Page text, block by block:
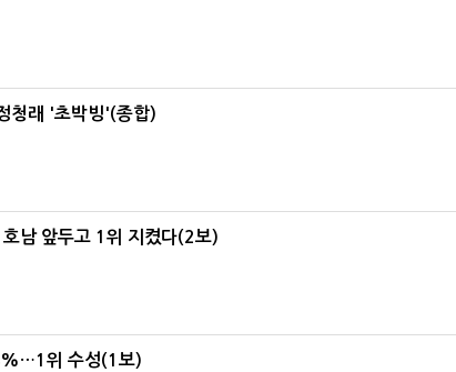
래 '초박빙'(종합)
남 앞두고 1위 지켰다(2보)
위 수성(1보)